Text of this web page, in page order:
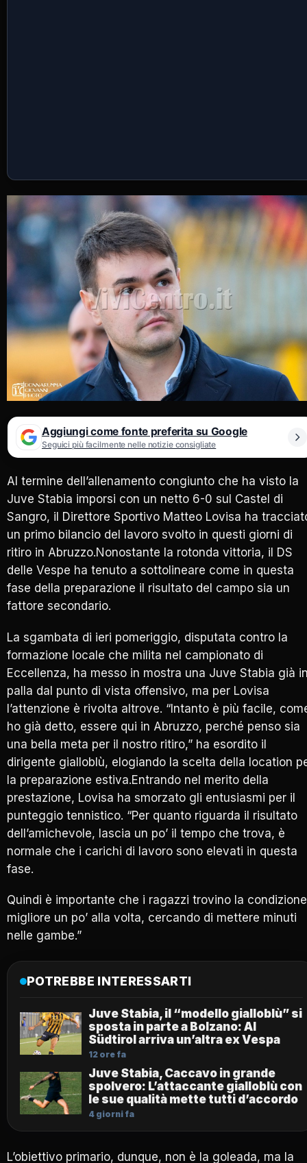
Aggiungi come fonte preferita su Google
Seguici più facilmente nelle notizie consigliate
Al termine dell’allenamento congiunto che ha visto la
Juve Stabia imporsi con un netto 6-0 sul Castel di
Sangro, il Direttore Sportivo Matteo Lovisa ha
un primo bilancio del lavoro svolto in questi giorni di
ritiro in Abruzzo.Nonostante la rotonda vittoria, il DS
delle Vespe ha tenuto a sottolineare come in questa
fase della preparazione il risultato del campo sia un
fattore secondario.
La sgambata di ieri pomeriggio, disputata contro la
formazione locale che milita nel campionato di
Eccellenza, ha messo in mostra una Juve Stabia già
palla dal punto di vista offensivo, ma per Lovisa
l’attenzione è rivolta altrove. “Intanto è più facile,
ho già detto, essere qui in Abruzzo, perché penso sia
una bella meta per il nostro ritiro,” ha esordito il
dirigente gialloblù, elogiando la scelta della location
la preparazione estiva.Entrando nel merito della
prestazione, Lovisa ha smorzato gli entusiasmi per il
punteggio tennistico. “Per quanto riguarda il risultato
dell’amichevole, lascia un po’ il tempo che trova, è
normale che i carichi di lavoro sono elevati in questa
fase.
Quindi è importante che i ragazzi trovino la condizione
migliore un po’ alla volta, cercando di mettere minuti
nelle gambe.”
POTREBBE INTERESSARTI
Juve Stabia, il “modello gialloblù” si
sposta in parte a Bolzano: Al
Südtirol arriva un’altra ex Vespa
12 ore fa
Juve Stabia, Caccavo in grande
spolvero: L’attaccante gialloblù con
le sue qualità mette tutti d’accordo
4 giorni fa
L’obiettivo primario, dunque, non è la goleada, ma la